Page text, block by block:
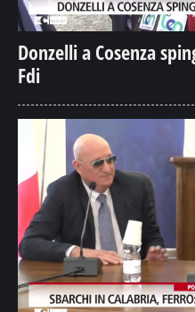
Donzelli a Cosenza
Fdi